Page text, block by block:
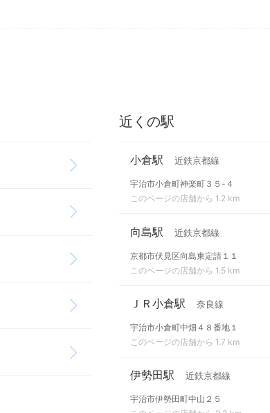
近くの駅
小倉駅 近鉄京都線
宇治市小倉町神楽町３５-４
このページの店舗から 1.2 km
向島駅 近鉄京都線
京都市伏見区向島東定請１１
このページの店舗から 1.5 km
ＪＲ小倉駅 奈良線
宇治市小倉町中畑４８番地１
このページの店舗から 1.7 km
伊勢田駅 近鉄京都線
宇治市伊勢田町中山２５